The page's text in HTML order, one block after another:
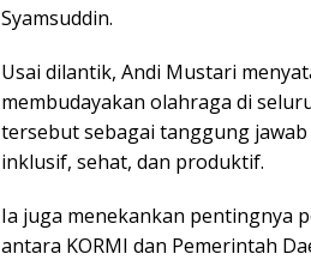
Syamsuddin.
Usai dilantik, Andi Mustari
membudayakan olahraga di
tersebut sebagai tanggung
inklusif, sehat, dan produktif.
Ia juga menekankan pentingnya
antara KORMI dan Pemerintah